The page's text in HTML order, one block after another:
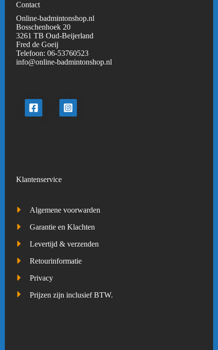
Contact
Online-badmintonshop.nl
Bosschenhoek 20
3261 TB Oud-Beijerland
Fred de Goeij
Telefoon:06-53760523
info@online-badmintonshop.nl
Klantenservice
Algemene voorwarden
Garantie en Klachten
Levertijd & verzenden
Retourinformatie
Privacy
Prijzen zijn inclusief BTW.